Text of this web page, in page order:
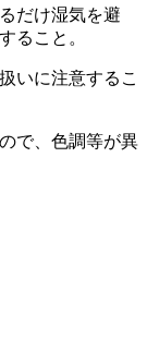
だけ湿気を避
ること。
いに注意するこ
で、色調等が異